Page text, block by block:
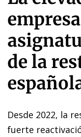
de la
Desde 2022, la
fuerte